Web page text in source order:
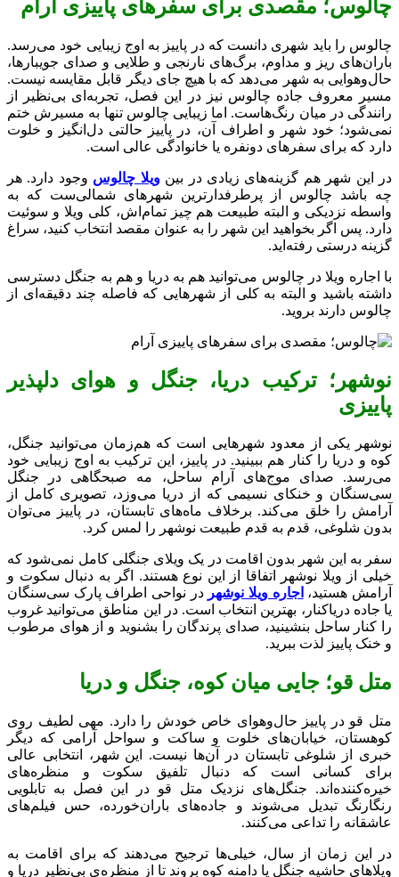
چالوس؛ مقصدی برای سفرهای پاییزی آرام
چالوس را باید شهری دانست که در پاییز به اوج زیبایی خود می‌رسد.
باران‌های ریز و مداوم، برگ‌های نارنجی و طلایی و صدای جویبارها،
حال‌و‌هوایی به شهر می‌دهد که با هیچ جای دیگر قابل مقایسه نیست.
مسیر معروف جاده چالوس نیز در این فصل، تجربه‌ای بی‌نظیر از
رانندگی در میان رنگ‌هاست. اما زیبایی چالوس تنها به مسیرش ختم
نمی‌شود؛ خود شهر و اطراف آن، در پاییز حالتی دل‌انگیز و خلوت
دارد که برای سفرهای دو‌نفره یا خانوادگی عالی است.
در این شهر هم گزینه‌های زیادی در بینویلا چالوس وجود دارد. هر
چه باشد چالوس از پرطرفدارترین شهرهای شمالی‌ست که به
واسطه نزدیکی و البته طبیعت هم چیز تمام‌اش، کلی ویلا و سوئیت
دارد. پس اگر بخواهید این شهر را به عنوان مقصد انتخاب کنید، سراغ
گزینه درستی رفته‌اید.
با اجاره ویلا در چالوس می‌توانید هم به دریا و هم به جنگل دسترسی
داشته باشید و البته به کلی از شهرهایی که فاصله چند دقیقه‌ای از
چالوس دارند بروید.
نوشهر؛ ترکیب دریا، جنگل و هوای دلپذیر
پاییزی
نوشهر یکی از معدود شهرهایی است که هم‌زمان می‌توانید جنگل،
کوه و دریا را کنار هم ببینید. در پاییز، این ترکیب به اوج زیبایی خود
می‌رسد. صدای موج‌های آرام ساحل، مه صبحگاهی در جنگل
سی‌سنگان و خنکای نسیمی که از دریا می‌وزد، تصویری کامل از
آرامش را خلق می‌کند. برخلاف ماه‌های تابستان، در پاییز می‌توان
بدون شلوغی، قدم به قدم طبیعت نوشهر را لمس کرد.
سفر به این شهر بدون اقامت در یک ویلای جنگلی کامل نمی‌شود که
خیلی از ویلا نوشهر اتفاقا از این نوع هستند. اگر به دنبال سکوت و
آرامش هستید، اجاره ویلا نوشهر در نواحی اطراف پارک سی‌سنگان
یا جاده دریاکنار، بهترین انتخاب است. در این مناطق می‌توانید غروب
را کنار ساحل بنشینید، صدای پرندگان را بشنوید و از هوای مرطوب
و خنک پاییز لذت ببرید.
متل قو؛ جایی میان کوه، جنگل و دریا
متل قو در پاییز حال‌و‌هوای خاص خودش را دارد. مهی لطیف روی
کوهستان، خیابان‌های خلوت و ساکت و سواحل آرامی که دیگر
خبری از شلوغی تابستان در آن‌ها نیست. این شهر، انتخابی عالی
برای کسانی است که دنبال تلفیق سکوت و منظره‌های
خیره‌کننده‌اند. جنگل‌های نزدیک متل قو در این فصل به تابلویی
رنگارنگ تبدیل می‌شوند و جاده‌های باران‌خورده، حس فیلم‌های
عاشقانه را تداعی می‌کنند.
در این زمان از سال، خیلی‌ها ترجیح می‌دهند که برای اقامت به
ویلاهای حاشیه جنگل یا دامنه کوه بروند تا از منظره‌ی بی‌نظیر دریا و